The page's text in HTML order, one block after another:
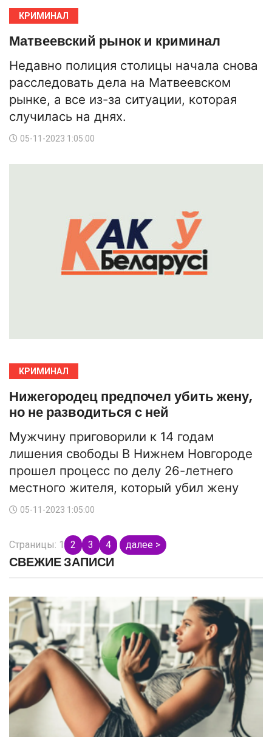
КРИМИНАЛ
Матвеевский рынок и криминал
Недавно полиция столицы начала снова
расследовать дела на Матвеевском
рынке, а все из-за ситуации, которая
случилась на днях.
05-11-2023 1:05:00
КРИМИНАЛ
Нижегородец предпочел убить жену,
но не разводиться с ней
Мужчину приговорили к 14 годам
лишения свободы В Нижнем Новгороде
прошел процесс по делу 26-летнего
местного жителя, который убил жену
05-11-2023 1:05:00
Страницы: 1 2 3 4 далее >
СВЕЖИЕ ЗАПИСИ